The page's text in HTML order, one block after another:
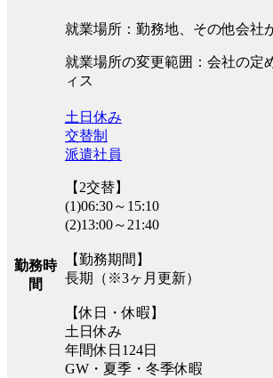
就業場所：勤務地、その他会社
就業場所の変更範囲：会社の定
ィス
勤務時
間
土日休み
交替制
派遣社員
【2交替】
(1)06:30～15:10
(2)13:00～21:40
【勤務期間】
長期（※3ヶ月更新）
【休日・休暇】
土日休み
年間休日124日
GW・夏季・冬季休暇